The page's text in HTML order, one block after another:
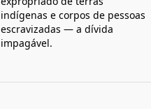
indígenas e corpos de pessoas
escravizadas — a dívida
impagável.